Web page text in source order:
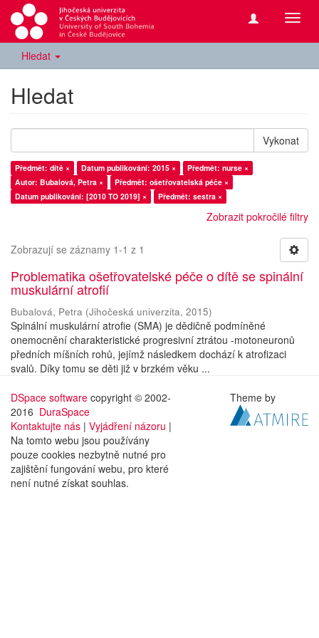
Hledat
Hledat
Vykonat
Předmět: dítě × Datum publikování: 2015 ×
Předmět: nurse ×
Autor: Bubalová, Petra ×
Předmět: ošetřovatelská péče ×
Datum publikování: [2010 TO 2019] ×
Předmět: sestra ×
Zobrazit pokročilé filtry
Zobrazují se záznamy 1-1 z 1
Problematika ošetřovatelské péče o dítě se spinální
muskulární atrofií
Bubalová, Petra (Jihočeská univerzita, 2015)
Spinální muskulární atrofie (SMA) je dědičně podmíněné
onemocnění charakteristické progresivní ztrátou -motoneuronů
předních míšních rohů, jejímž následkem dochází k atrofizaci
svalů. Díky tomu se děti již v brzkém věku ...
DSpace software copyright © 2002-
2016 DuraSpace
Kontaktujte nás | Vyjádření názoru |
Na tomto webu jsou používány
pouze cookies nezbytně nutné pro
zajištění fungování webu, pro které
není nutné získat souhlas.
Theme by